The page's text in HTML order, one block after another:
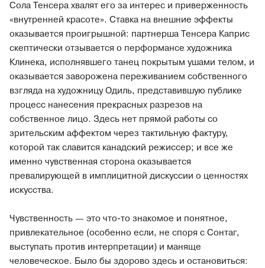
Сола Тенсера хвалят его за интерес и приверженность
«внутренней красоте». Ставка на внешние эффекты
оказывается проигрышной: партнерша Тенсера Каприс
скептически отзывается о перформансе художника
Клинека, исполнявшего танец покрытым ушами телом, и
оказывается заворожена переживанием собственного
взгляда на художницу Одиль, представившую публике
процесс нанесения прекрасных разрезов на
собственное лицо. Здесь нет прямой работы со
зрительским аффектом через тактильную фактуру,
которой так славится канадский режиссер; и все же
именно чувственная сторона оказывается
превалирующей в имплицитной дискуссии о ценностях
искусства.
Чувственность — это что-то знакомое и понятное,
привлекательное (особенно если, не споря с Сонтаг,
выступать против интерпретации) и маняще
человеческое. Было бы здорово здесь и остановиться: